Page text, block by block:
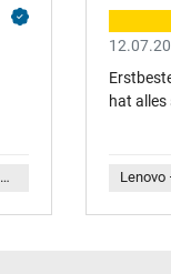
Lenovo – 5B10Z26485 Original Lenovo Akku 71Wh
hat